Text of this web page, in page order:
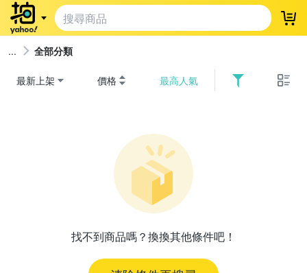
登
全部分類
最新上架 價格 最高人氣
找不到商品嗎？換換其他條件吧！